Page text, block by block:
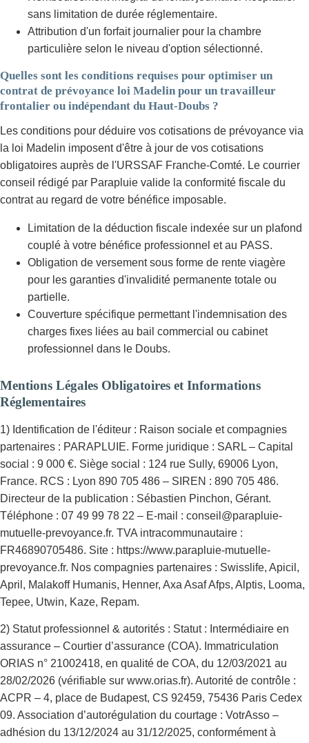
sans limitation de durée réglementaire.
Attribution d'un forfait journalier pour la chambre
particulière selon le niveau d'option sélectionné.
Quelles sont les conditions requises pour optimiser un
contrat de prévoyance loi Madelin pour un travailleur
frontalier ou indépendant du Haut-Doubs ?
Les conditions pour déduire vos cotisations de prévoyance via
la loi Madelin imposent d'être à jour de vos cotisations
obligatoires auprès de l'URSSAF Franche-Comté. Le courrier
conseil rédigé par Parapluie valide la conformité fiscale du
contrat au regard de votre bénéfice imposable.
Limitation de la déduction fiscale indexée sur un plafond
couplé à votre bénéfice professionnel et au PASS.
Obligation de versement sous forme de rente viagère
pour les garanties d'invalidité permanente totale ou
partielle.
Couverture spécifique permettant l'indemnisation des
charges fixes liées au bail commercial ou cabinet
professionnel dans le Doubs.
Mentions Légales Obligatoires et Informations
Réglementaires
1) Identification de l'éditeur : Raison sociale et compagnies
partenaires : PARAPLUIE. Forme juridique : SARL – Capital
social : 9 000 €. Siège social : 124 rue Sully, 69006 Lyon,
France. RCS : Lyon 890 705 486 – SIREN : 890 705 486.
Directeur de la publication : Sébastien Pinchon, Gérant.
Téléphone : 07 49 99 78 22 – E-mail : conseil@parapluie-
mutuelle-prevoyance.fr. TVA intracommunautaire :
FR46890705486. Site : https://www.parapluie-mutuelle-
prevoyance.fr. Nos compagnies partenaires : Swisslife, Apicil,
April, Malakoff Humanis, Henner, Axa Asaf Afps, Alptis, Looma,
Tepee, Utwin, Kaze, Repam.
2) Statut professionnel & autorités : Statut : Intermédiaire en
assurance – Courtier d’assurance (COA). Immatriculation
ORIAS n° 21002418, en qualité de COA, du 12/03/2021 au
28/02/2026 (vérifiable sur www.orias.fr). Autorité de contrôle :
ACPR – 4, place de Budapest, CS 92459, 75436 Paris Cedex
09. Association d’autorégulation du courtage : VotrAsso –
adhésion du 13/12/2024 au 31/12/2025, conformément à